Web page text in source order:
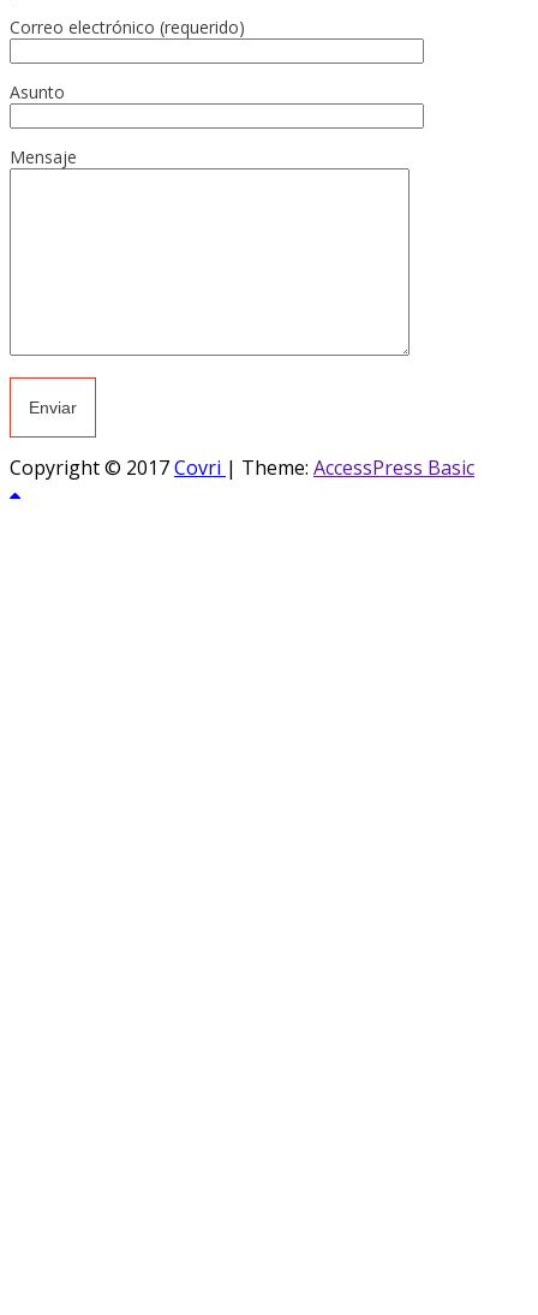
Correo electrónico (requerido)
Asunto
Mensaje
Copyright © 2017Covri | Theme: AccessPress Basic